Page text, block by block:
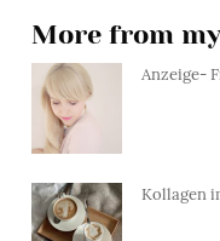
More from
Anzeige-
Kollagen